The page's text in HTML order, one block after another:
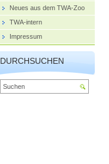
Neues aus dem TWA-Zoo
TWA-intern
Impressum
DURCHSUCHEN